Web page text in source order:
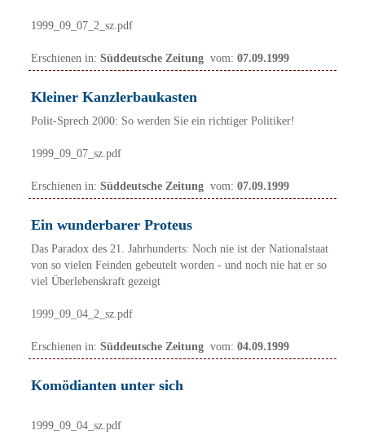
1999_09_07_2_sz.pdf
Erschienen in: Süddeutsche Zeitung vom: 07.09.1999
Kleiner Kanzlerbaukasten
Polit-Sprech 2000: So werden Sie ein richtiger Politiker!
1999_09_07_sz.pdf
Erschienen in: Süddeutsche Zeitung vom: 07.09.1999
Ein wunderbarer Proteus
Das Paradox des 21. Jahrhunderts: Noch nie ist der Nationalstaat
von so vielen Feinden gebeutelt worden - und noch nie hat er so
viel Überlebenskraft gezeigt
1999_09_04_2_sz.pdf
Erschienen in: Süddeutsche Zeitung vom: 04.09.1999
Komödianten unter sich
1999_09_04_sz.pdf